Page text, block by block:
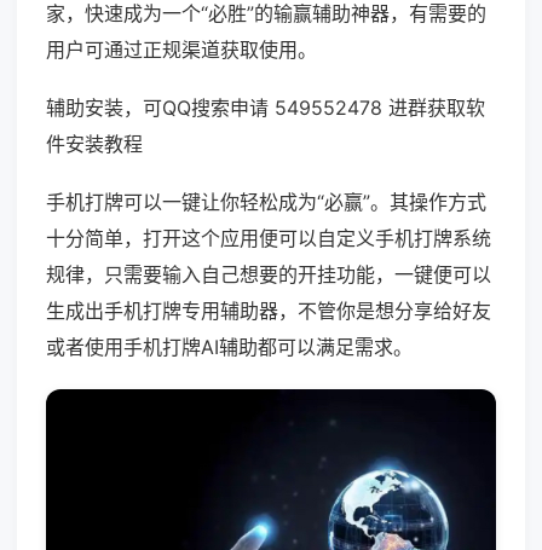
家，快速成为一个“必胜”的输赢辅助神器，有需要的
用户可通过正规渠道获取使用。
辅助安装，可QQ搜索申请 549552478 进群获取软
件安装教程
手机打牌可以一键让你轻松成为“必赢”。其操作方式
十分简单，打开这个应用便可以自定义手机打牌系统
规律，只需要输入自己想要的开挂功能，一键便可以
生成出手机打牌专用辅助器，不管你是想分享给好友
或者使用手机打牌AI辅助都可以满足需求。